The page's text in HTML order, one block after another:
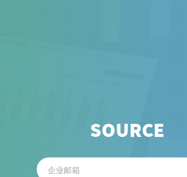
SOURCE